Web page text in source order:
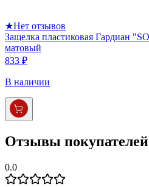
★Нет отзывов
Защелка пластиковая Гардиан
матовый
833 ₽
В наличии
Отзывы покупателей
0.0